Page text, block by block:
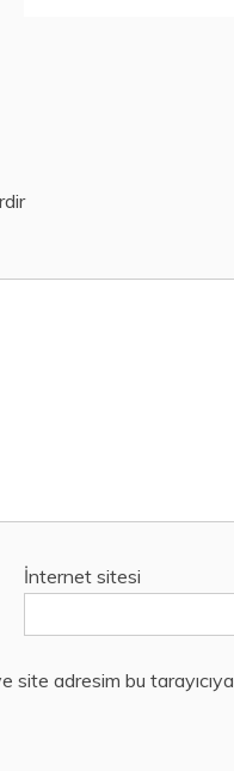
İnternet sitesi
site adresim bu tarayıcıya